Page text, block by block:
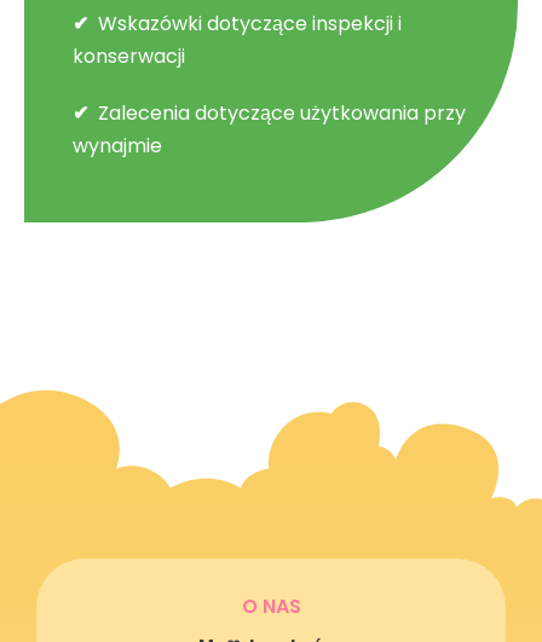
Wskazówki dotyczące inspekcji i
konserwacji
Zalecenia dotyczące użytkowania przy
wynajmie
O NAS